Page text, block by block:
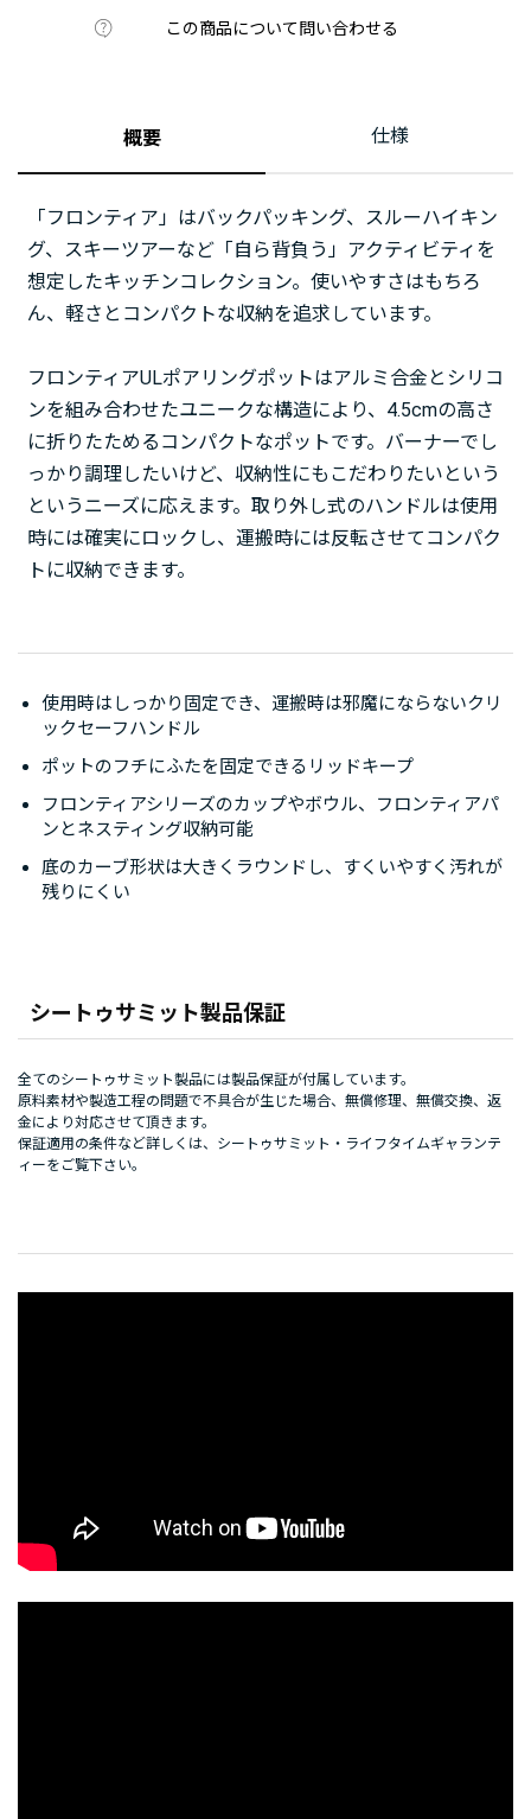
この商品について問い合わせる
概要 仕様
「フロンティア」はバックパッキング、スルーハイキン
グ、スキーツアーなど「自ら背負う」アクティビティを
想定したキッチンコレクション。使いやすさはもちろ
ん、軽さとコンパクトな収納を追求しています。
フロンティアULポアリングポットはアルミ合金とシリコ
ンを組み合わせたユニークな構造により、4.5cmの高さ
に折りたためるコンパクトなポットです。バーナーでし
っかり調理したいけど、収納性にもこだわりたいという
というニーズに応えます。取り外し式のハンドルは使用
時には確実にロックし、運搬時には反転させてコンパク
トに収納できます。
シートゥサミット製品保証
全てのシートゥサミット製品には製品保証が付属しています。
原料素材や製造工程の問題で不具合が生じた場合、無償修理、無償交換、返
金により対応させて頂きます。
保証適用の条件など詳しくは、 シートゥサミット・ライフタイムギャランテ
ィーをご覧下さい。
使用時はしっかり固定でき、運搬時は邪魔にならないクリ
ックセーフハンドル
ポットのフチにふたを固定できるリッドキープ
フロンティアシリーズのカップやボウル、フロンティアパ
ンとネスティング収納可能
底のカーブ形状は大きくラウンドし、すくいやすく汚れが
残りにくい